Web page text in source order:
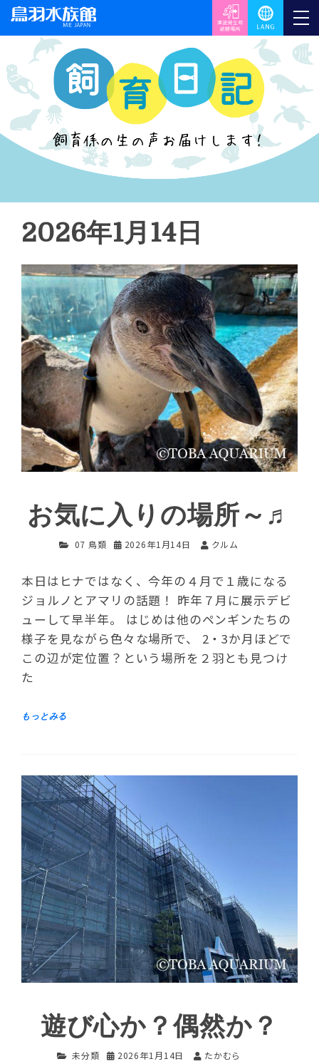
2026年1月14日
お気に入りの場所～♬
07 鳥類 2026年1月14日 クルム
本日はヒナではなく、今年の４月で１歳になる
ジョルノとアマリの話題！ 昨年７月に展示デビ
ューして早半年。 はじめは他のペンギンたちの
様子を見ながら色々な場所で、 2・3か月ほどで
この辺が定位置？という場所を２羽とも見つけ
た
遊び心か？偶然か？
未分類 2026年1月14日 たかむら